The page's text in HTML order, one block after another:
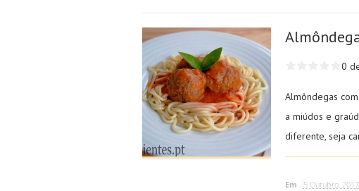
0
Almôndegas
a miúdos e
diferente, seja
Em 5 Outubro, 2017